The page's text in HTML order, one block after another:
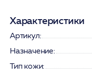
Характеристики
Артикул:
Назначение:
Тип кожи: